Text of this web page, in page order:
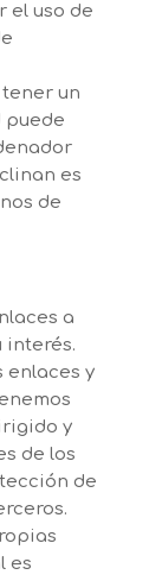
el uso de
un
puede
es
de
a
interés.
enlaces y
y
de los
de
es